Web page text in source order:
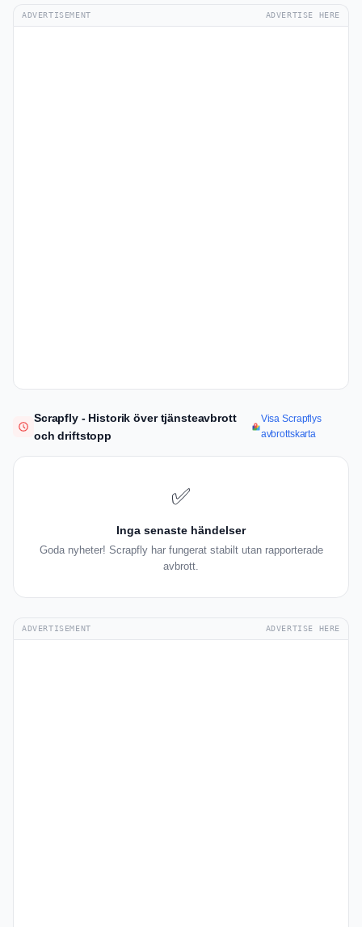
ADVERTISEMENT ADVERTISE HERE
Scrapfly - Historik över tjänsteavbrott
och driftstopp
Visa Scrapflys
avbrottskarta
✅
Inga senaste händelser
Goda nyheter! Scrapfly har fungerat stabilt utan rapporterade
avbrott.
ADVERTISEMENT ADVERTISE HERE